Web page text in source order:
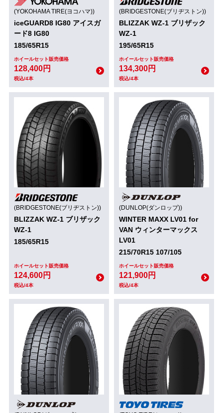
(YOKOHAMA TIRE(ヨコハマ))
iceGUARD8 IG80 アイスガ
ード8 IG80
185/65R15
ホイールセット販売価格
128,400円
税込/4本
(BRIDGESTONE(ブリヂストン))
BLIZZAK WZ-1 ブリザック
WZ-1
195/65R15
ホイールセット販売価格
134,300円
税込/4本
(BRIDGESTONE(ブリヂストン))
BLIZZAK WZ-1 ブリザック
WZ-1
185/65R15
ホイールセット販売価格
124,600円
税込/4本
(DUNLOP(ダンロップ))
WINTER MAXX LV01 for
VAN ウィンターマックス
LV01
215/70R15 107/105
ホイールセット販売価格
121,900円
税込/4本